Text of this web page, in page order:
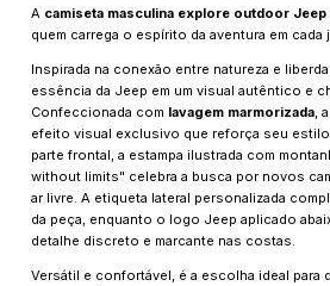
A camiseta masculina explore outdoor Jeep
quem carrega o espírito da aventura em cada
Inspirada na conexão entre natureza e
essência da Jeep em um visual autêntico e
Confeccionada com lavagem marmorizada ,
efeito visual exclusivo que reforça seu estilo
parte frontal, a estampa ilustrada com
without limits" celebra a busca por novos
ar livre. A etiqueta lateral personalizada
da peça, enquanto o logo Jeep aplicado
detalhe discreto e marcante nas costas.
Versátil e confortável, é a escolha ideal para